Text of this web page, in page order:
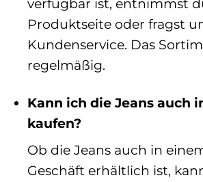
Produktseite oder fragst
Kundenservice. Das
regelmäßig.
Kann ich die Jeans auch
kaufen?
Ob die Jeans auch in
Geschäft erhältlich ist,